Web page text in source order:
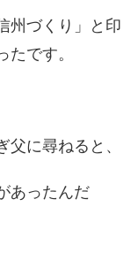
州づくり」と印
です。
に尋ねると、
あったんだ